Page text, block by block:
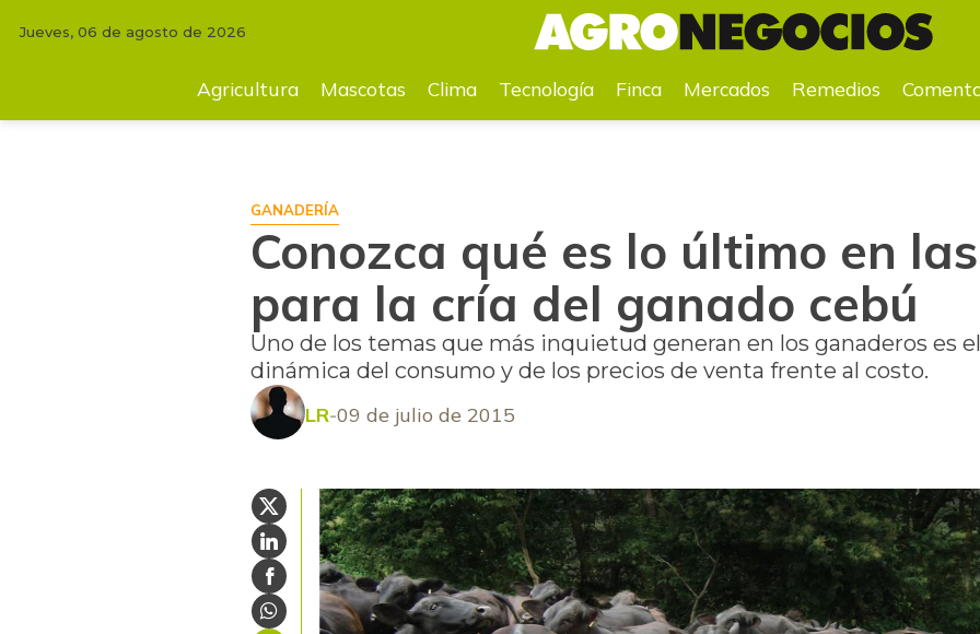
Conozca qué es lo último en las prácticas para la cría del ganado cebú
Jueves, 06 de agosto de 2026
Agricultura Mascotas Clima Tecnología Finca Mercados Remedios
GANADERÍA
Conozca qué es lo último en
para la cría del ganado cebú
Uno de los temas que más inquietud generan en los ganaderos es
dinámica del consumo y de los precios de venta frente al costo.
LR 09 de julio de 2015